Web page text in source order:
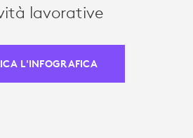
lavorative
L'INFOGRAFICA